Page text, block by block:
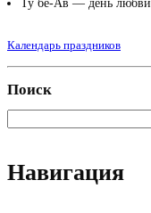
Ту бе-Ав — день любви
Календарь праздников
Поиск
Навигация